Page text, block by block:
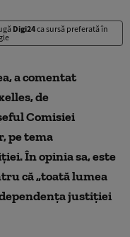
Digi24ca sursă preferată în
a comentat
de
Comisiei
pe tema
În opinia sa, este
că „toată lumea
justiției